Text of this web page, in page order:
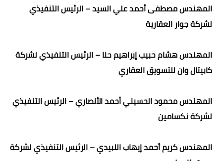
المهندس مصطفى أحمد علي السيد – الرئيس التنفيذي
لشركة جوار العقارية
المهندس هشام حبيب إبراهيم حنا – الرئيس التنفيذي لشركة
كابيتال وان للتسويق العقاري
المهندس محمود الحسيني أحمد الأنصاري – الرئيس التنفيذي
لشركة نكسامين
المهندس كريم أحمد إيهاب اللبيدي – الرئيس التنفيذي لشركة